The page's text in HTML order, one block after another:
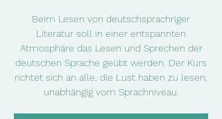
Beim Lesen von deutschsprachriger
Literatur soll in einer entspannten
Atmosphäre das Lesen und Sprechen der
deutschen Sprache geübt werden. Der Kurs
richtet sich an alle, die Lust haben zu lesen,
unabhängig vom Sprachniveau.